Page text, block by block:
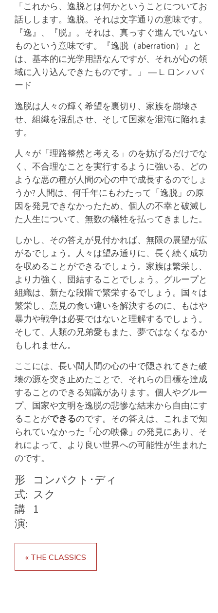
「これから、逸脱とは何かということについてお
話しします。逸脱。それは文字通りの意味です。
『逸』、『脱』。それは、真っすぐ進んでいない
ものという意味です。『逸脱（aberration）』と
は、基本的に光学用語なんですが、それが心の領
域に入り込んできたものです。」 ― L. ロン ハバ
ード
逸脱は人々の輝く希望を裏切り、家族を崩壊さ
せ、組織を混乱させ、そして国家を混沌に陥れま
す。
人々が「理路整然と考える」のを妨げるだけでな
く、不合理なことを実行するように強いる、どの
ような悪の種が人間の心の中で成長するのでしょ
うか? 人間は、何千年にもわたって「逸脱」の原
因を発見できなかったため、個人の不幸と破滅し
た人生について、無数の犠牲を払ってきました。
しかし、その答えが見付かれば、無限の展望が広
がるでしょう。人々は望み通りに、長く続く成功
を収めることができるでしょう。家族は繁栄し、
より力強く、団結することでしょう。グループと
組織は、新たな段階で繁栄するでしょう。国々は
繁栄し、意見の食い違いを解決するのに、もはや
暴力や戦争は必要ではないと理解するでしょう。
そして、人類の兄弟愛もまた、夢ではなくなるか
もしれません。
ここには、長い間人間の心の中で隠されてきた破
壊の源を突き止めたことで、それらの目標を達成
することのできる知識があります。個人やグルー
プ、国家や文明を逸脱の悲惨な結末から自由にす
ることができるのです。その答えは、これまで知
られていなかった「心の映像」の発見にあり、そ
れによって、より良い世界への可能性が生まれた
のです。
形
式:
コンパクト･ディ
スク
講
演:
1
« THE CLASSICS